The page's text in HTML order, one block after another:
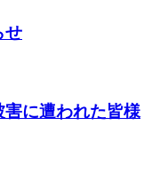
せ
に遭われた皆様